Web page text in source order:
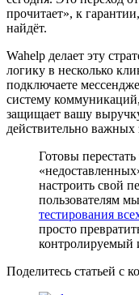
прочитает», к
найдёт.
Wahelp делает эту
логику в несколько
подключаете
систему коммуникаций,
защищает вашу
действительно важных
Готовы перестать
настроить свой
пользователям
тестирования
просто
контролируемый
Поделитесь статьей с